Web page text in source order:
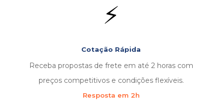
⚡
Cotação Rápida
Receba propostas de frete em até 2 horas com
preços competitivos e condições flexíveis.
Resposta em 2h